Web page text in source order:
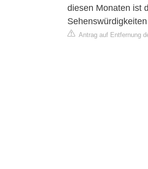
diesen Monaten ist
Antrag auf Entfernung